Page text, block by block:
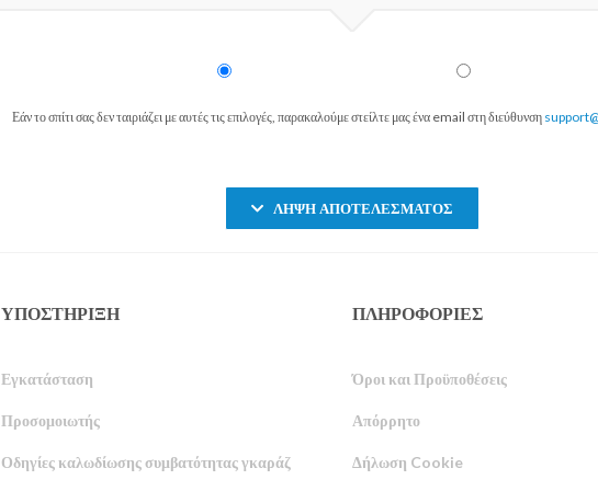
Εάν το σπίτι σας δεν ταιριάζει με αυτές τις επιλογές, παρακαλούμε στείλτε μας ένα email στη διεύθυνση
ΛΉΨΗ ΑΠΟΤΕΛΈΣΜΑΤΟΣ
ΥΠΟΣΤΉΡΙΞΗ
Εγκατάσταση
Προσομοιωτής
Οδηγίες καλωδίωσης συμβατότητας γκαράζ
ΠΛΗΡΟΦΟΡΙΕΣ
Όροι και Προϋποθέσεις
Απόρρητο
Δήλωση Cookie